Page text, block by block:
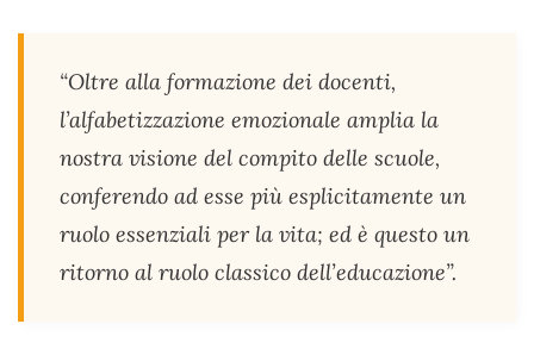
“Oltre alla formazione dei docenti,
l’alfabetizzazione emozionale amplia la
nostra visione del compito delle scuole,
conferendo ad esse più esplicitamente un
ruolo essenziali per la vita; ed è questo un
ritorno al ruolo classico dell’educazione”.